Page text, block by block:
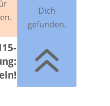
Dich
gefunden.
6